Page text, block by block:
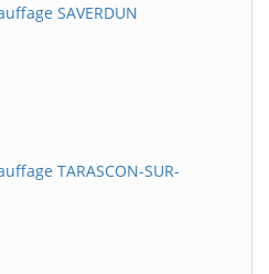
SAVERDUN
TARASCON-SUR-